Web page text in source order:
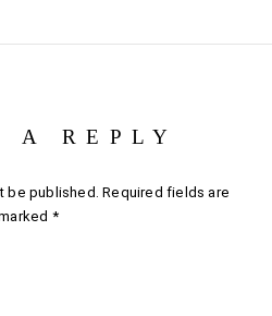
A REPLY
be published. Required fields are
*